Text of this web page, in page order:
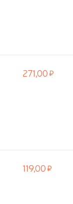
271,00
119,00